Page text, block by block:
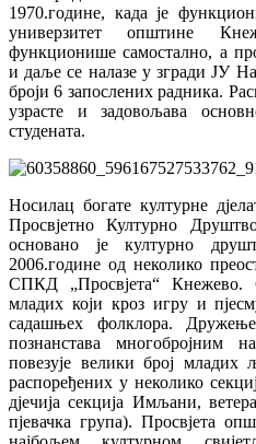
1970.године, када је
универзитет општине
функционише самостално, а
и даље се налазе у згради ЈУ
броји 6 запослених радника.
узрасте и задовољава
студената.
Носилац богате културне
Просвјетно Културно
основано је културно
2006.године од неколико
СПКД „Просвјета“
младих који кроз игру и
садашњех фолклора.
познанстава многобројним
повезује велики број младих
распоређених у неколико
дјечија секција Имљани,
пјевачка група). Просвјета